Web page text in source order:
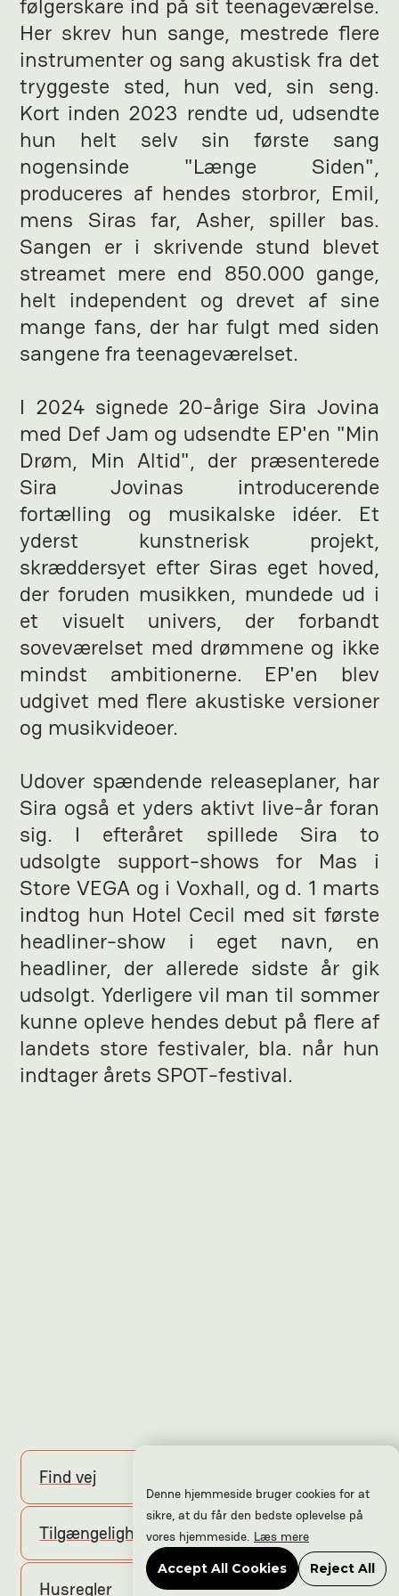
Denne hjemmeside bruger cookies for at
sikre, at du får den bedste oplevelse på
vores hjemmeside. Læs mere
Accept All Cookies
Reject All
følgerskare ind på sit teenageværelse.
Her skrev hun sange, mestrede flere
instrumenter og sang akustisk fra det
tryggeste sted, hun ved, sin seng.
Kort inden 2023 rendte ud, udsendte
hun helt selv sin første sang
nogensinde "Længe Siden",
produceres af hendes storbror, Emil,
mens Siras far, Asher, spiller bas.
Sangen er i skrivende stund blevet
streamet mere end 850.000 gange,
helt independent og drevet af sine
mange fans, der har fulgt med siden
sangene fra teenageværelset.
I 2024 signede 20-årige Sira Jovina
med Def Jam og udsendte EP'en "Min
Drøm, Min Altid", der præsenterede
Sira Jovinas introducerende
fortælling og musikalske idéer. Et
yderst kunstnerisk projekt,
skræddersyet efter Siras eget hoved,
der foruden musikken, mundede ud i
et visuelt univers, der forbandt
soveværelset med drømmene og ikke
mindst ambitionerne. EP'en blev
udgivet med flere akustiske versioner
og musikvideoer.
Udover spændende releaseplaner, har
Sira også et yders aktivt live-år foran
sig. I efteråret spillede Sira to
udsolgte support-shows for Mas i
Store VEGA og i Voxhall, og d. 1 marts
indtog hun Hotel Cecil med sit første
headliner-show i eget navn, en
headliner, der allerede sidste år gik
udsolgt. Yderligere vil man til sommer
kunne opleve hendes debut på flere af
landets store festivaler, bla. når hun
indtager årets SPOT-festival.
Find vej
Tilgængelighed
Husregler